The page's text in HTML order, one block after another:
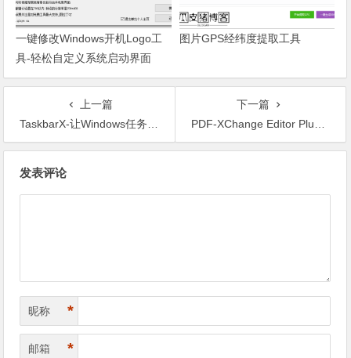
一键修改Windows开机Logo工
具-轻松自定义系统启动界面
图片GPS经纬度提取工具
上一篇
TaskbarX-让Windows任务栏个性化与高效美观的利器
下一篇
PDF-XChange Editor Plus-功能强大的便携PDF编辑器
发表评论
昵称 *
邮箱 *